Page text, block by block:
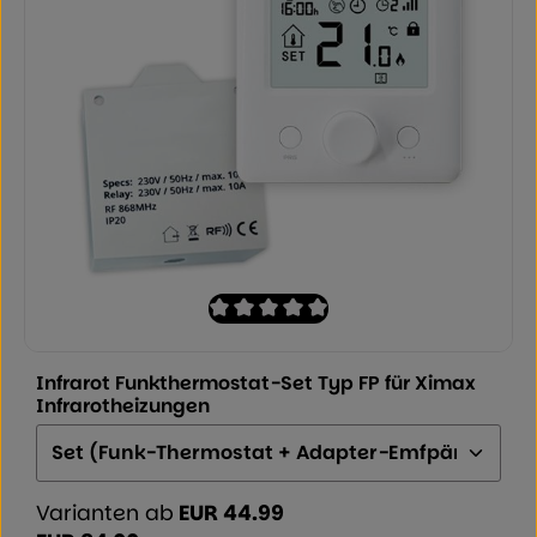
Infrarot Funkthermostat-Set Typ FP für Ximax
Infrarotheizungen
Ausführung:
Varianten ab EUR 44.99